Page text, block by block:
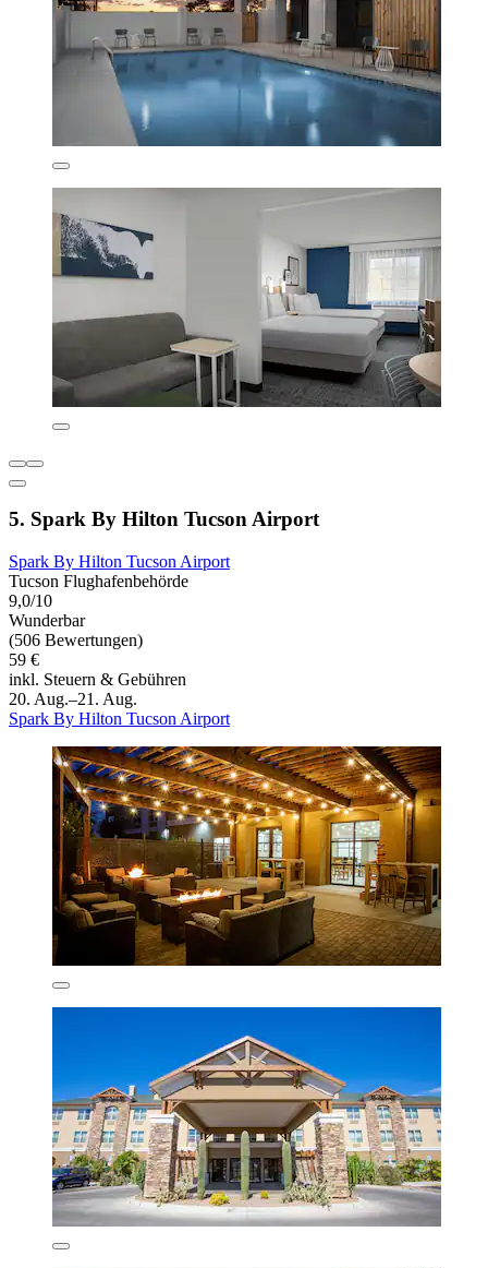
5. Spark By Hilton Tucson Airport
Spark By Hilton Tucson Airport
Tucson Flughafenbehörde
9,0/10
Wunderbar
(506 Bewertungen)
59 €
inkl. Steuern & Gebühren
20. Aug.–21. Aug.
Spark By Hilton Tucson Airport